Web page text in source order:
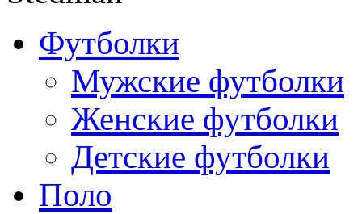
Футболки
Мужские футболки
Женские футболки
Детские футболки
Поло